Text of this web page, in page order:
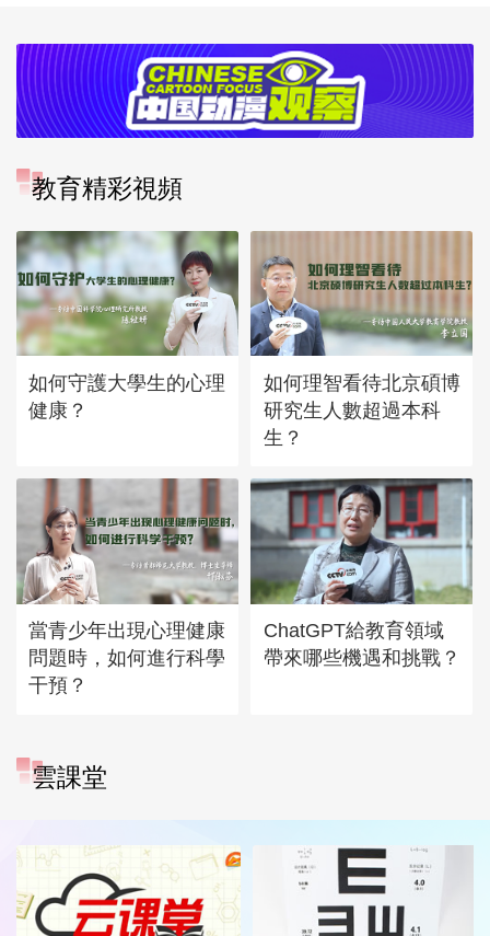
教育精彩視頻
如何守護大學生的心理
健康？
如何理智看待北京碩博
研究生人數超過本科
生？
當青少年出現心理健康
問題時，如何進行科學
干預？
ChatGPT給教育領域
帶來哪些機遇和挑戰？
雲課堂